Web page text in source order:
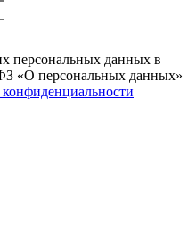
персональных данных в
«О персональных данных»